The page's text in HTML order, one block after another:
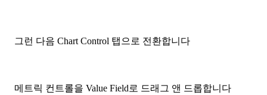
그런 다음 Chart Control 탭으로 전환합니다
메트릭 컨트롤을 Value Field로 드래그 앤 드롭합니다